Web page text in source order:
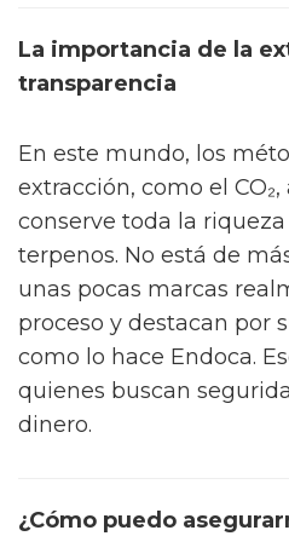
La importancia de la
transparencia
En este mundo, los
extracción, como el
conserve toda la
terpenos. No está de
unas pocas marcas
proceso y destacan por
como lo hace Endoca.
quienes buscan
dinero.
¿Cómo puedo